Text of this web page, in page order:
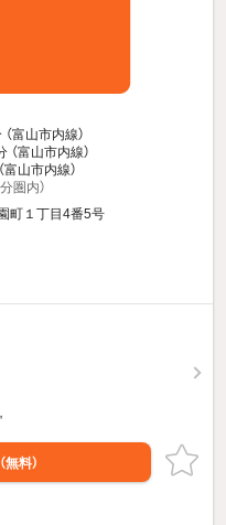
（富山市内線）
（富山市内線）
富山市内線）
圏内）
町１丁目4番5号
（無料）